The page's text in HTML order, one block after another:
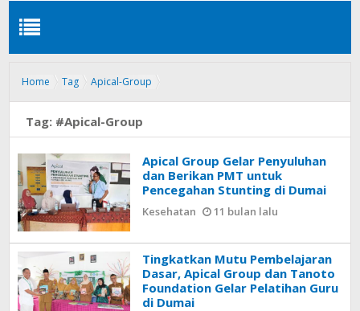
Home Tag Apical-Group
Tag: #Apical-Group
Apical Group Gelar Penyuluhan
dan Berikan PMT untuk
Pencegahan Stunting di Dumai
Kesehatan 11 bulan lalu
Tingkatkan Mutu Pembelajaran
Dasar, Apical Group dan Tanoto
Foundation Gelar Pelatihan Guru
di Dumai